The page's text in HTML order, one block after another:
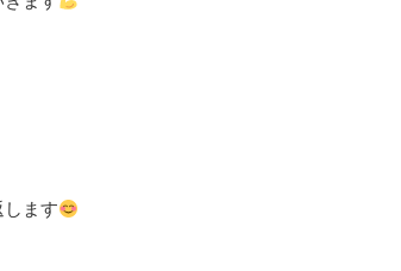
ます